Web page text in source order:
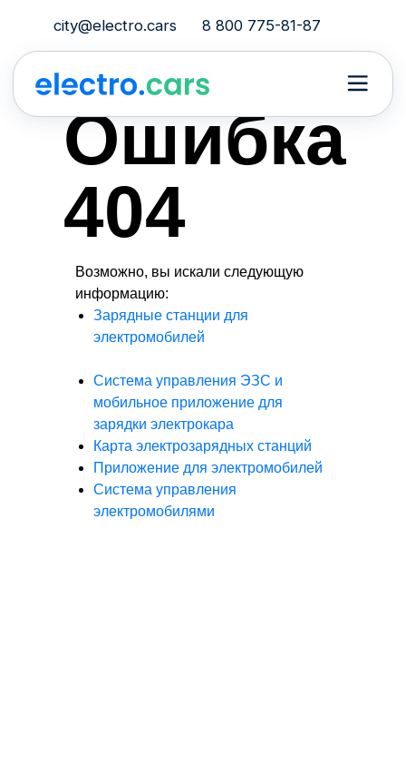
city@electro.cars 8 800 775-81-87
Ошибка
404
Возможно, вы искали следующую
информацию:
Зарядные станции для
электромобилей
Система управления ЭЗС и
мобильное приложение для
зарядки электрокара
Карта электрозарядных станций
Приложение для электромобилей
Система управления
электромобилями